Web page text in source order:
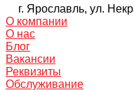
г. Ярославль, ул.
О компании
О нас
Блог
Вакансии
Реквизиты
Обслуживание